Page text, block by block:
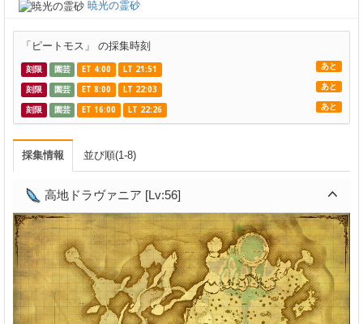
暁光の霊砂
「ピートモス」 の採集時刻
刻限 園芸 あと
ET 4:00
LT 21:51
刻限
園芸 あと
ET 8:00
LT 22:03
刻限
園芸 あと
ET 16:00 LT 22:26
採集情報 並び順(1-8)
高地ドラヴァニア [Lv:56]